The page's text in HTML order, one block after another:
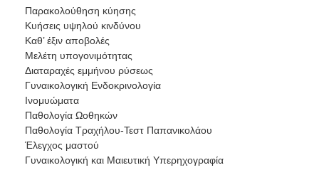
Παρακολούθηση κύησης
Κυήσεις υψηλού κινδύνου
Καθ’ έξιν αποβολές
Μελέτη υπογονιμότητας
Διαταραχές εμμήνου ρύσεως
Γυναικολογική Ενδοκρινολογία
Ινομυώματα
Παθολογία Ωοθηκών
Παθολογία Τραχήλου-Τεστ Παπανικολάου
Έλεγχος μαστού
Γυναικολογική και Μαιευτική Υπερηχογραφία